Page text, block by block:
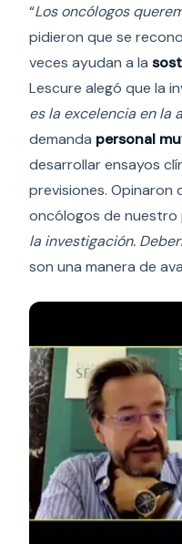
“Los oncólogos
pidieron que se
veces ayudan a la
Lescure alegó que la
es la excelencia en la
demanda personal
desarrollar ensayos
previsiones. Opinaron
oncólogos de nuestro
la investigación.
son una manera de